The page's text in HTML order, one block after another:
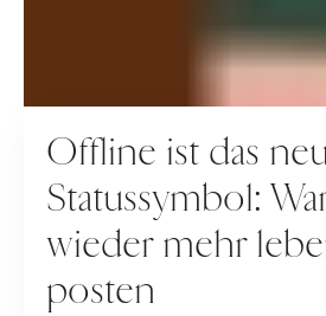
IMPACT
Offline ist das
Statussymbol:
wieder mehr
posten